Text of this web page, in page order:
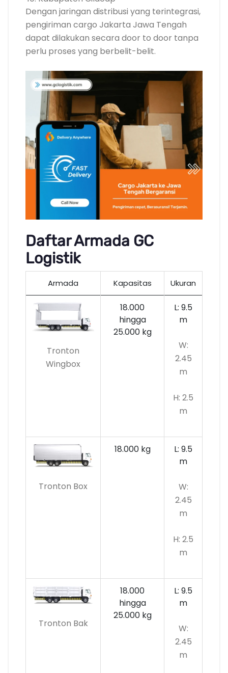
Dengan jaringan distribusi yang terintegrasi,
pengiriman cargo Jakarta Jawa Tengah
dapat dilakukan secara door to door tanpa
perlu proses yang berbelit-belit.
Daftar Armada GC
Logistik
Armada Kapasitas Ukuran
Tronton
Wingbox
18.000
hingga
25.000 kg
L: 9.5
m
W:
2.45
m
H: 2.5
m
Tronton Box
18.000 kg
L: 9.5
m
W:
2.45
m
H: 2.5
m
Tronton Bak
18.000
hingga
25.000 kg
L: 9.5
m
W:
2.45
m